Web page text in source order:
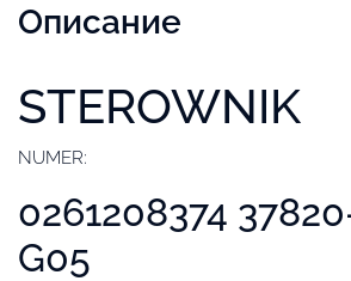
Описание
STEROWNIK
NUMER:
0261208374
G05